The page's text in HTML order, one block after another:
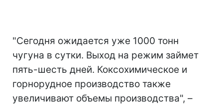
"Сегодня ожидается уже 1000 тонн
чугуна в сутки. Выход на режим займет
пять-шесть дней. Коксохимическое и
горнорудное производство также
увеличивают объемы производства", –